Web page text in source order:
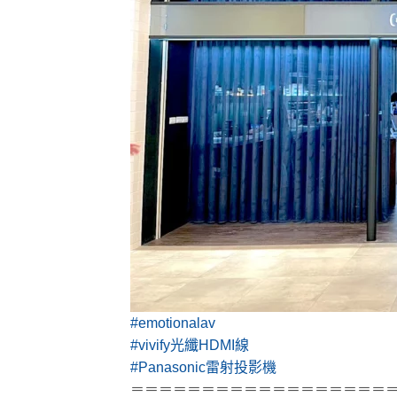
#emotionalav
#vivify光纖HDMI線
#Panasonic雷射投影機
＝＝＝＝＝＝＝＝＝＝＝＝＝＝＝＝＝＝